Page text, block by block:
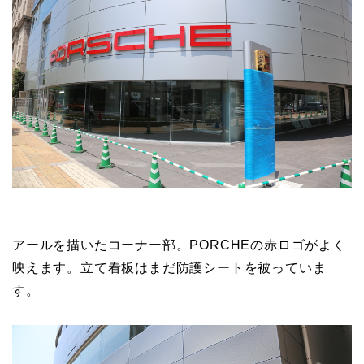
アールを描いたコーナー部。PORCHEの赤ロゴがよく
映えます。立て看板はまだ防護シートを被っていま
す。